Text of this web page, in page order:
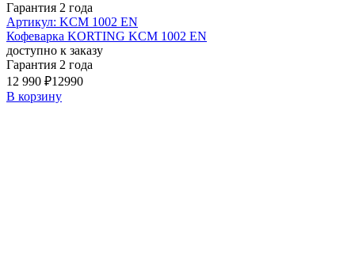
Гарантия 2 года
Артикул: KCM 1002 EN
Кофеварка KORTING KCM 1002 EN
доступно к заказу
Гарантия 2 года
12 990 ₽12990
В корзину